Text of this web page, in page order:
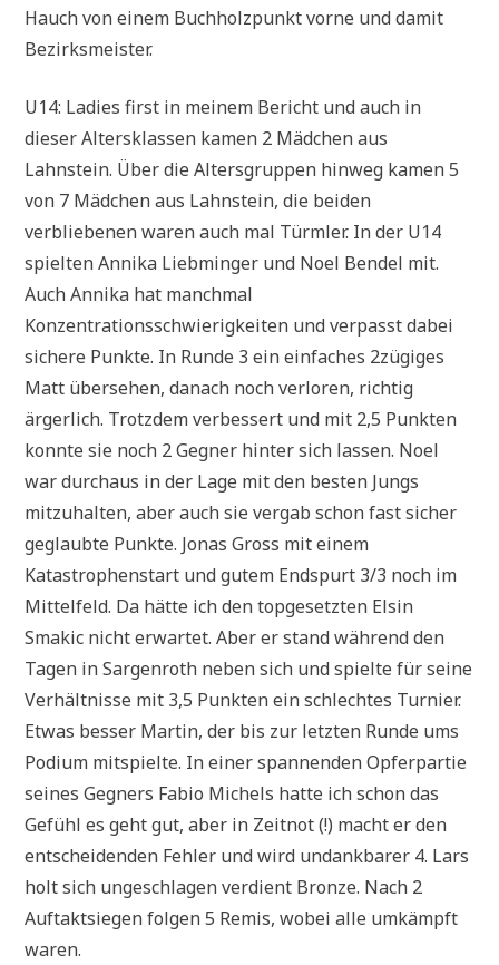
Hauch von einem Buchholzpunkt vorne und damit
Bezirksmeister.
U14: Ladies first in meinem Bericht und auch in
dieser Altersklassen kamen 2 Mädchen aus
Lahnstein. Über die Altersgruppen hinweg kamen 5
von 7 Mädchen aus Lahnstein, die beiden
verbliebenen waren auch mal Türmler. In der U14
spielten Annika Liebminger und Noel Bendel mit.
Auch Annika hat manchmal
Konzentrationsschwierigkeiten und verpasst dabei
sichere Punkte. In Runde 3 ein einfaches 2zügiges
Matt übersehen, danach noch verloren, richtig
ärgerlich. Trotzdem verbessert und mit 2,5 Punkten
konnte sie noch 2 Gegner hinter sich lassen. Noel
war durchaus in der Lage mit den besten Jungs
mitzuhalten, aber auch sie vergab schon fast sicher
geglaubte Punkte. Jonas Gross mit einem
Katastrophenstart und gutem Endspurt 3/3 noch im
Mittelfeld. Da hätte ich den topgesetzten Elsin
Smakic nicht erwartet. Aber er stand während den
Tagen in Sargenroth neben sich und spielte für seine
Verhältnisse mit 3,5 Punkten ein schlechtes Turnier.
Etwas besser Martin, der bis zur letzten Runde ums
Podium mitspielte. In einer spannenden Opferpartie
seines Gegners Fabio Michels hatte ich schon das
Gefühl es geht gut, aber in Zeitnot (!) macht er den
entscheidenden Fehler und wird undankbarer 4. Lars
holt sich ungeschlagen verdient Bronze. Nach 2
Auftaktsiegen folgen 5 Remis, wobei alle umkämpft
waren.